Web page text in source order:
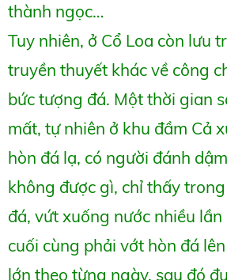
thành ngọc…
Tuy nhiên, ở Cổ Loa còn lưu
truyền thuyết khác về công
bức tượng đá. Một thời gian
mất, tự nhiên ở khu đầm Cả
hòn đá lạ, có người đánh
không được gì, chỉ thấy
đá, vứt xuống nước nhiều
cuối cùng phải vớt hòn đá
lớn theo từng ngày, sau đó